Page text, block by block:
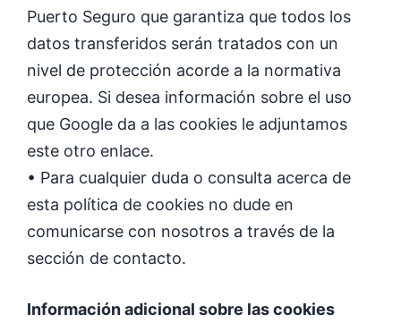
Puerto Seguro que garantiza que todos los
datos transferidos serán tratados con un
nivel de protección acorde a la normativa
europea. Si desea información sobre el uso
que Google da a las cookies le adjuntamos
este otro enlace.
• Para cualquier duda o consulta acerca de
esta política de cookies no dude en
comunicarse con nosotros a través de la
sección de contacto.
Información adicional sobre las cookies